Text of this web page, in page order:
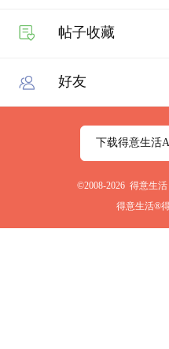
帖子收藏
好友
下载得意生活
©2008-2026 得意生
得意生活®